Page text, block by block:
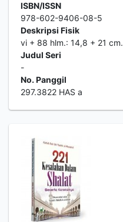
ISBN/ISSN
978-602-9406-08-5
Deskripsi Fisik
vi + 88 hlm.: 14,8 + 21 cm.
Judul Seri
-
No. Panggil
297.3822 HAS a